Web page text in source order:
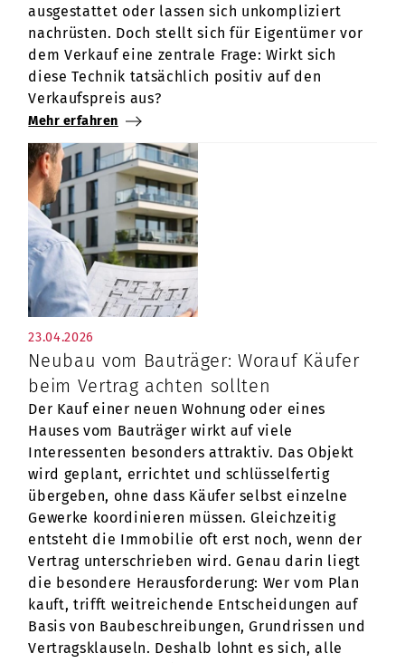
ausgestattet oder lassen sich unkompliziert
nachrüsten. Doch stellt sich für Eigentümer vor
dem Verkauf eine zentrale Frage: Wirkt sich
diese Technik tatsächlich positiv auf den
Verkaufspreis aus?
Mehr erfahren
23.04.2026
Neubau vom Bauträger: Worauf Käufer
beim Vertrag achten sollten
Der Kauf einer neuen Wohnung oder eines
Hauses vom Bauträger wirkt auf viele
Interessenten besonders attraktiv. Das Objekt
wird geplant, errichtet und schlüsselfertig
übergeben, ohne dass Käufer selbst einzelne
Gewerke koordinieren müssen. Gleichzeitig
entsteht die Immobilie oft erst noch, wenn der
Vertrag unterschrieben wird. Genau darin liegt
die besondere Herausforderung: Wer vom Plan
kauft, trifft weitreichende Entscheidungen auf
Basis von Baubeschreibungen, Grundrissen und
Vertragsklauseln. Deshalb lohnt es sich, alle